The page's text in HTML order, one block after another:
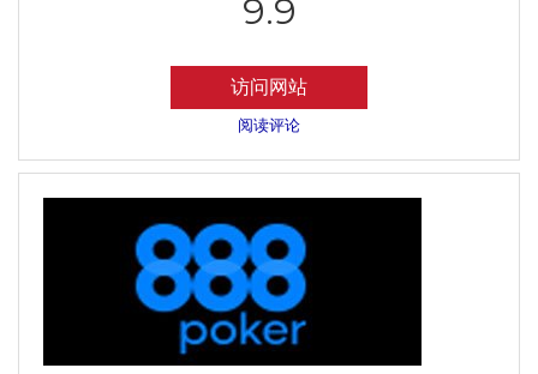
9.9
访问网站
阅读评论